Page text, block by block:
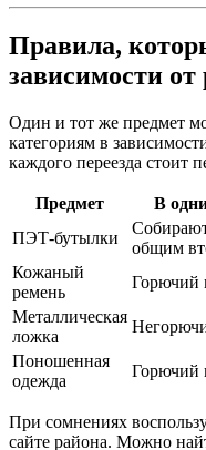
Правила,
зависимости от
Один и тот же предмет
категориям в
каждого переезда стоит
Предмет В
ПЭТ-бутылки
общим
Кожаный
ремень
Горючий
Металлическая
ложка
Поношенная
одежда
Горючий
При сомнениях
сайте района. Можно